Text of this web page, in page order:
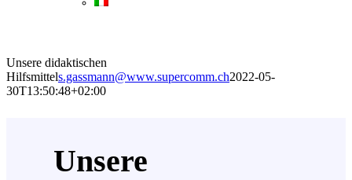
Unsere didaktischen
Hilfsmittels.gassmann@www.supercomm.ch2022-05-
30T13:50:48+02:00
Unsere